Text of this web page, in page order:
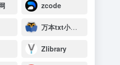
zcode
万本txt小说下载网
Zlibrary